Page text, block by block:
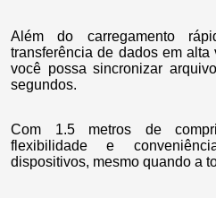
Além do carregamento
transferência de dados em
você possa sincronizar
segundos.
Com 1.5 metros de
flexibilidade e
dispositivos, mesmo quando a